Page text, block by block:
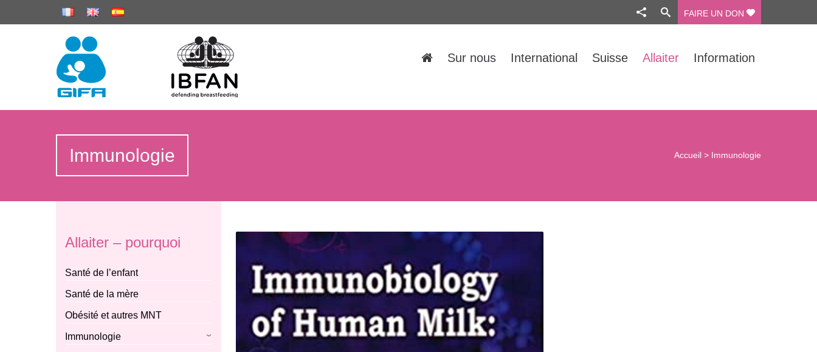
FAIRE UN DON
Sur nous International Suisse Allaiter Information
Immunologie Accueil > Immunologie
Allaiter – pourquoi
Santé de l’enfant
Santé de la mère
Obésité et autres MNT
Immunologie